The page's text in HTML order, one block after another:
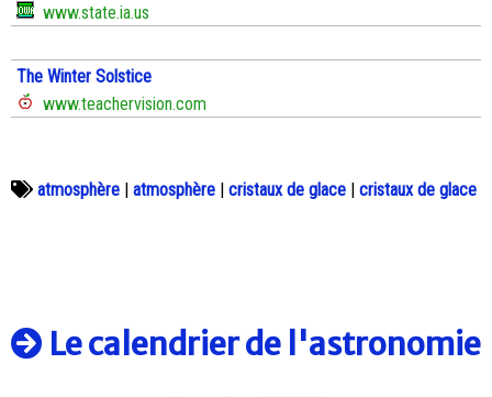
www.state.ia.us
The Winter Solstice
www.teachervision.com
atmosphère | atmosphère | cristaux de glace | cristaux de glace
Le calendrier de l'astronomie